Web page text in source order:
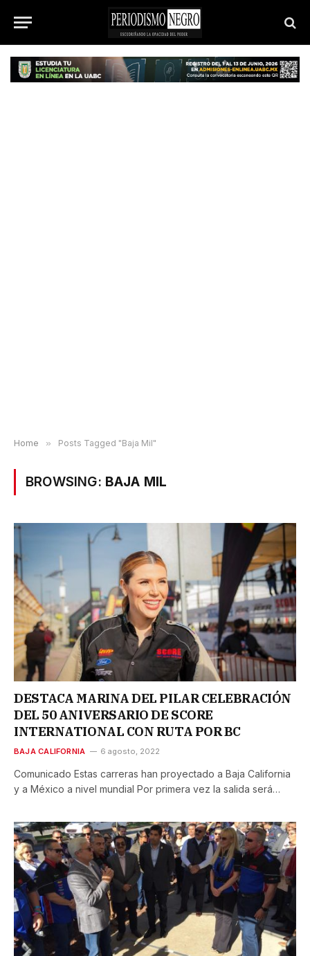
Home » Posts Tagged "Baja Mil"
BROWSING: BAJA MIL
DESTACA MARINA DEL PILAR CELEBRACIÓN
DEL 50 ANIVERSARIO DE SCORE
INTERNATIONAL CON RUTA POR BC
BAJA CALIFORNIA 6 agosto, 2022
Comunicado Estas carreras han proyectado a Baja California
y a México a nivel mundial Por primera vez la salida será…